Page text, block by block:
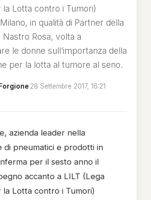
la Lotta contro i Tumori)
in qualità di Partner della
Nastro Rosa, volta a
le donne sull’importanza della
per la lotta al tumore al seno.
·28 Settembre 2017, 16:21·
azienda leader nella
di pneumatici e prodotti in
per il sesto anno il
accanto a LILT (Lega
la Lotta contro i Tumori)